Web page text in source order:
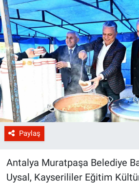
Paylaş
Antalya Muratpaşa Belediye
Uysal, Kayserililer Eğitim